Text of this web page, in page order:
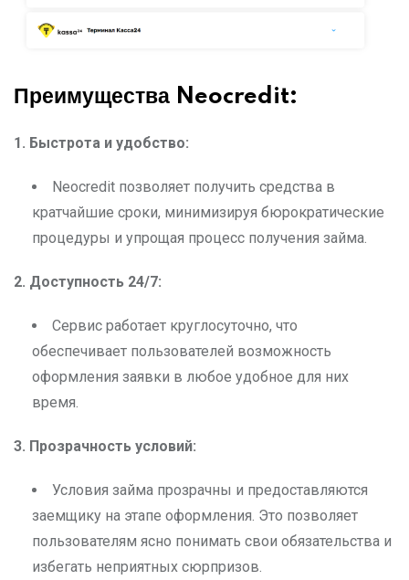
Преимущества Neocredit:
1. Быстрота и удобство:
Neocredit позволяет получить средства в
кратчайшие сроки, минимизируя бюрократические
процедуры и упрощая процесс получения займа.
2. Доступность 24/7:
Сервис работает круглосуточно, что
обеспечивает пользователей возможность
оформления заявки в любое удобное для них
время.
3. Прозрачность условий:
Условия займа прозрачны и предоставляются
заемщику на этапе оформления. Это позволяет
пользователям ясно понимать свои обязательства и
избегать неприятных сюрпризов.